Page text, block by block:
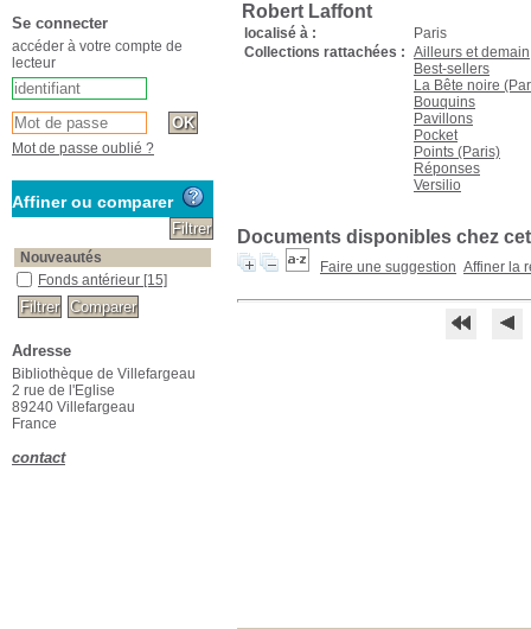
Robert Laffont
localisé à :
Paris
Collections rattachées : Ailleurs et demain
Best-sellers
La Bête noire
Bouquins
Pavillons
Pocket
Points (Paris)
Réponses
Versilio
Documents disponibles chez
Faire une suggestion Affiner la
Se connecter
accéder à votre compte de
lecteur
Mot de passe oublié ?
Affiner ou comparer
Nouveautés
Fonds antérieur [15]
Adresse
Bibliothèque de Villefargeau
2 rue de l'Eglise
89240 Villefargeau
France
contact